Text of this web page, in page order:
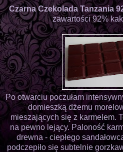
Czarna Czekolada Tanzania
zawartości 92%
Po otwarciu poczułam
domieszką dżemu
mieszających się z karmelem.
na pewno lejący. Paloność
drewna - ciepłego
podczepiło się subtelnie